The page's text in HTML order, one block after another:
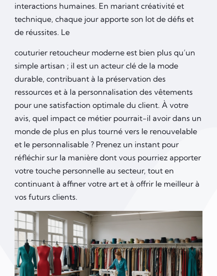
interactions humaines. En mariant créativité et
technique, chaque jour apporte son lot de défis et
de réussites. Le
couturier retoucheur moderne est bien plus qu’un
simple artisan ; il est un acteur clé de la mode
durable, contribuant à la préservation des
ressources et à la personnalisation des vêtements
pour une satisfaction optimale du client. À votre
avis, quel impact ce métier pourrait-il avoir dans un
monde de plus en plus tourné vers le renouvelable
et le personnalisable ? Prenez un instant pour
réfléchir sur la manière dont vous pourriez apporter
votre touche personnelle au secteur, tout en
continuant à affiner votre art et à offrir le meilleur à
vos futurs clients.